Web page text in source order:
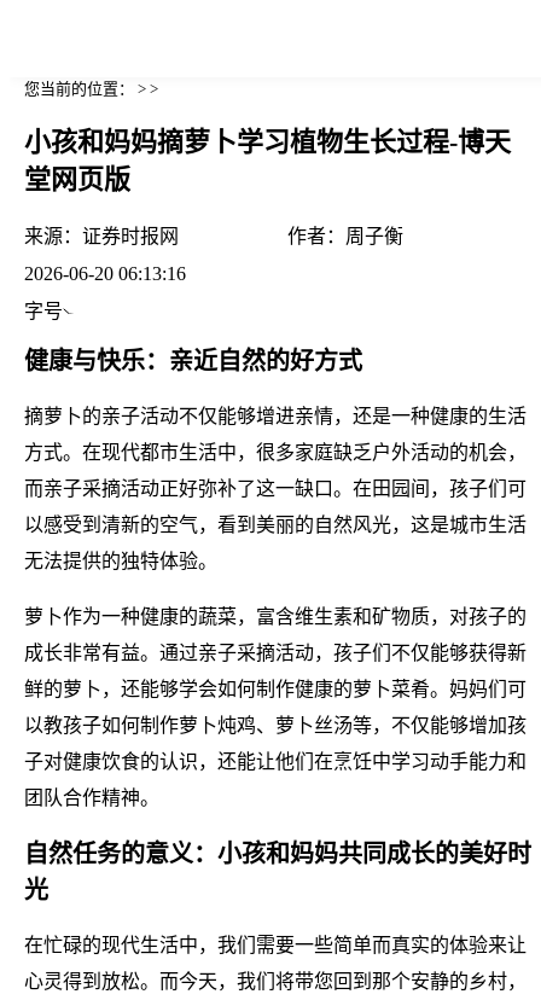
您当前的位置： > >
小孩和妈妈摘萝卜学习植物生长过程-博天
堂网页版
来源： 证券时报网 作者： 周子衡
2026-06-20 06:13:16
字号
健康与快乐：亲近自然的好方式
摘萝卜的亲子活动不仅能够增进亲情，还是一种健康的生活
方式。在现代都市生活中，很多家庭缺乏户外活动的机会，
而亲子采摘活动正好弥补了这一缺口。在田园间，孩子们可
以感受到清新的空气，看到美丽的自然风光，这是城市生活
无法提供的独特体验。
萝卜作为一种健康的蔬菜，富含维生素和矿物质，对孩子的
成长非常有益。通过亲子采摘活动，孩子们不仅能够获得新
鲜的萝卜，还能够学会如何制作健康的萝卜菜肴。妈妈们可
以教孩子如何制作萝卜炖鸡、萝卜丝汤等，不仅能够增加孩
子对健康饮食的认识，还能让他们在烹饪中学习动手能力和
团队合作精神。
自然任务的意义：小孩和妈妈共同成长的美好时
光
在忙碌的现代生活中，我们需要一些简单而真实的体验来让
心灵得到放松。而今天，我们将带您回到那个安静的乡村，